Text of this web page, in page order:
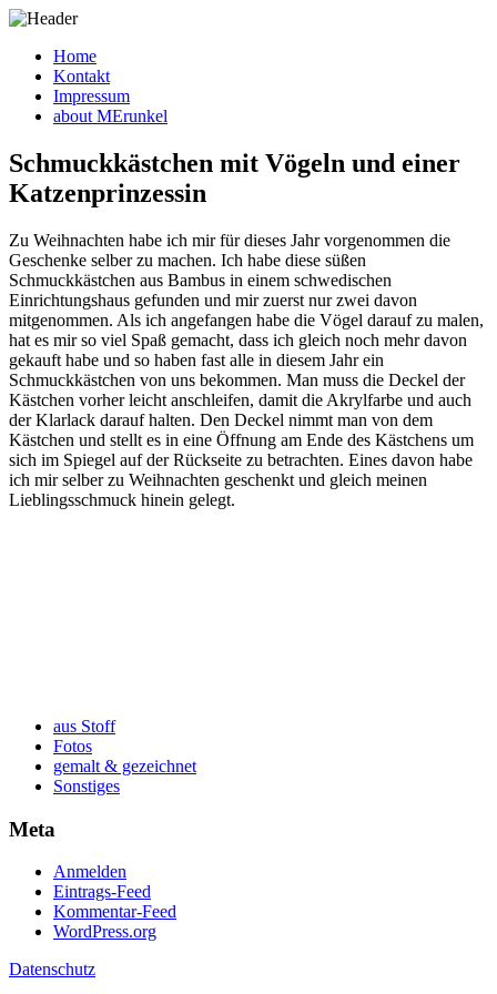
Home
Kontakt
Impressum
about MErunkel
Schmuckkästchen mit Vögeln und einer
Katzenprinzessin
Zu Weihnachten habe ich mir für dieses Jahr vorgenommen die
Geschenke selber zu machen. Ich habe diese süßen
Schmuckkästchen aus Bambus in einem schwedischen
Einrichtungshaus gefunden und mir zuerst nur zwei davon
mitgenommen. Als ich angefangen habe die Vögel darauf zu malen,
hat es mir so viel Spaß gemacht, dass ich gleich noch mehr davon
gekauft habe und so haben fast alle in diesem Jahr ein
Schmuckkästchen von uns bekommen. Man muss die Deckel der
Kästchen vorher leicht anschleifen, damit die Akrylfarbe und auch
der Klarlack darauf halten. Den Deckel nimmt man von dem
Kästchen und stellt es in eine Öffnung am Ende des Kästchens um
sich im Spiegel auf der Rückseite zu betrachten. Eines davon habe
ich mir selber zu Weihnachten geschenkt und gleich meinen
Lieblingsschmuck hinein gelegt.
aus Stoff
Fotos
gemalt & gezeichnet
Sonstiges
Meta
Anmelden
Eintrags-Feed
Kommentar-Feed
WordPress.org
Datenschutz